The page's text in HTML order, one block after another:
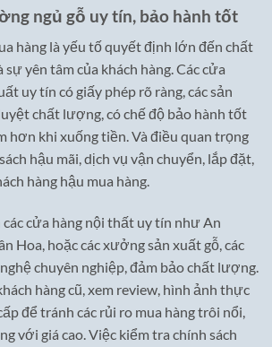
ngủ gỗ uy tín, bảo hành tốt
hàng là yếu tố quyết định lớn đến chất
yên tâm của khách hàng. Các cửa
uy tín có giấy phép rõ ràng, các sản
chất lượng, có chế độ bảo hành tốt
hơn khi xuống tiền. Và điều quan trọng
hậu mãi, dịch vụ vận chuyển, lắp đặt,
hàng hậu mua hàng.
cửa hàng nội thất uy tín như An
Hoa, hoặc các xưởng sản xuất gỗ, các
chuyên nghiệp, đảm bảo chất lượng.
hàng cũ, xem review, hình ảnh thực
để tránh các rủi ro mua hàng trôi nổi,
với giá cao. Việc kiểm tra chính sách